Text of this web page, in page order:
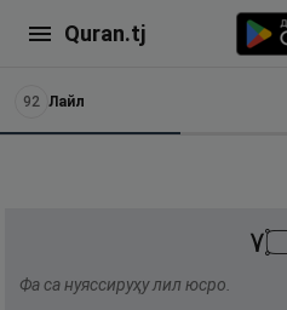
Quran.tj
92 Лайл
٧
Фа са нуяссируҳу лил юсро.